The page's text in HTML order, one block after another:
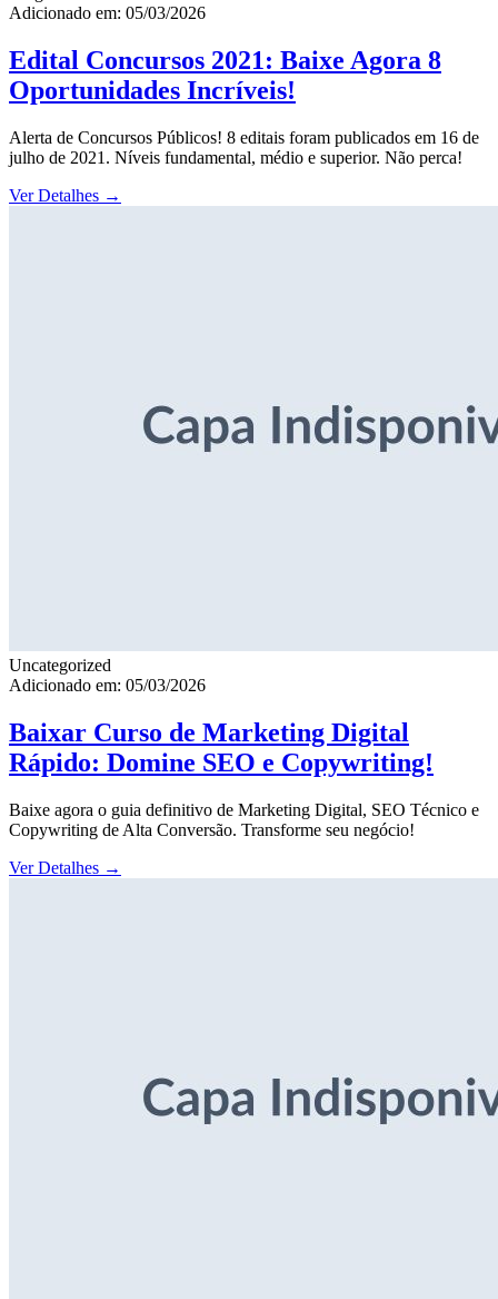
Adicionado em: 05/03/2026
Edital Concursos 2021: Baixe Agora 8
Oportunidades Incríveis!
Alerta de Concursos Públicos! 8 editais foram publicados em 16 de
julho de 2021. Níveis fundamental, médio e superior. Não perca!
Ver Detalhes →
Uncategorized
Adicionado em: 05/03/2026
Baixar Curso de Marketing Digital
Rápido: Domine SEO e Copywriting!
Baixe agora o guia definitivo de Marketing Digital, SEO Técnico e
Copywriting de Alta Conversão. Transforme seu negócio!
Ver Detalhes →